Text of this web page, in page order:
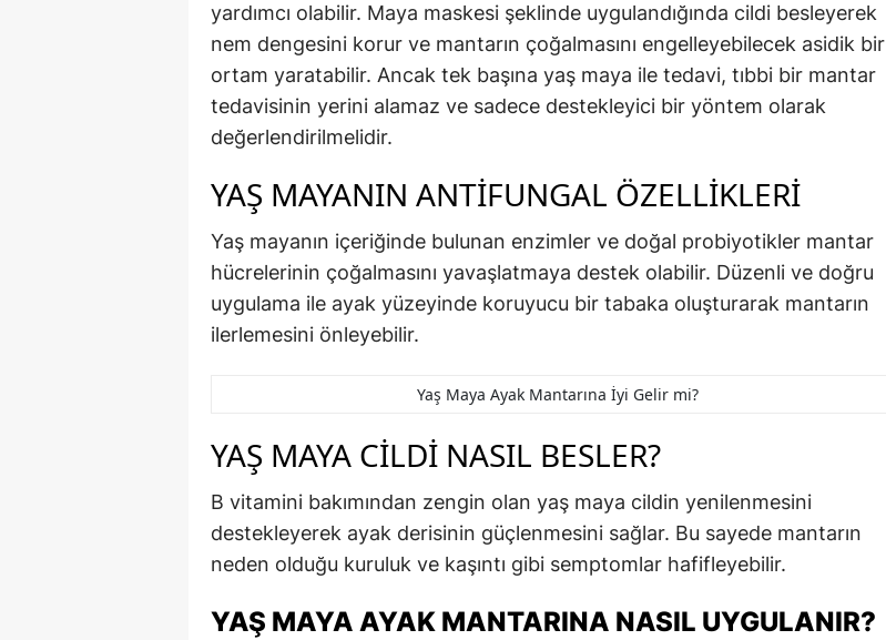
yardımcı olabilir. Maya maskesi şeklinde uygulandığında cildi besleyerek
nem dengesini korur ve mantarın çoğalmasını engelleyebilecek asidik bir
ortam yaratabilir. Ancak tek başına yaş maya ile tedavi, tıbbi bir mantar
tedavisinin yerini alamaz ve sadece destekleyici bir yöntem olarak
değerlendirilmelidir.
YAŞ MAYANIN ANTIFUNGAL ÖZELLIKLERI
Yaş mayanın içeriğinde bulunan enzimler ve doğal probiyotikler mantar
hücrelerinin çoğalmasını yavaşlatmaya destek olabilir. Düzenli ve doğru
uygulama ile ayak yüzeyinde koruyucu bir tabaka oluşturarak mantarın
ilerlemesini önleyebilir.
Yaş Maya Ayak Mantarına İyi Gelir mi?
YAŞ MAYA CILDI NASIL BESLER?
B vitamini bakımından zengin olan yaş maya cildin yenilenmesini
destekleyerek ayak derisinin güçlenmesini sağlar. Bu sayede mantarın
neden olduğu kuruluk ve kaşıntı gibi semptomlar hafifleyebilir.
YAŞ MAYA AYAK MANTARINA NASIL UYGULANIR?